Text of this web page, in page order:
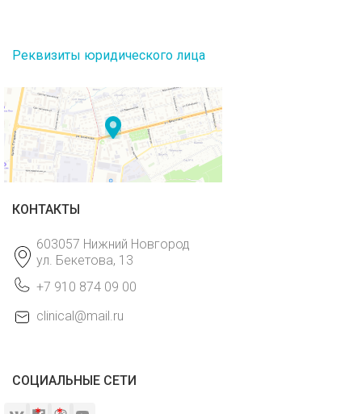
Реквизиты юридического лица
КОНТАКТЫ
603057 Нижний Новгород
ул. Бекетова, 13
+7 910 874 09 00
clinical@mail.ru
СОЦИАЛЬНЫЕ СЕТИ